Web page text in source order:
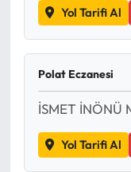
Yol Tarifi Al
Polat Eczanesi
İSMET İNÖNÜ
Yol Tarifi Al